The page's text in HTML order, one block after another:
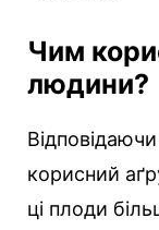
Чим
людини?
корисний
ці плоди